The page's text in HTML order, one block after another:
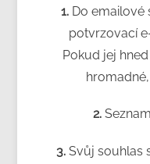
1.Do emailové
potvrzovací
Pokud jej
2.
3.Svůj souhlas